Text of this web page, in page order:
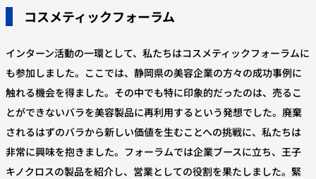
コスメティックフォーラム
インターン活動の一環として、私たちはコスメティックフォーラムに
も参加しました。ここでは、静岡県の美容企業の方々の成功事例に
触れる機会を得ました。その中でも特に印象的だったのは、売るこ
とができないバラを美容製品に再利用するという発想でした。廃棄
されるはずのバラから新しい価値を生むことへの挑戦に、私たちは
非常に興味を抱きました。フォーラムでは企業ブースに立ち、王子
キノクロスの製品を紹介し、営業としての役割を果たしました。緊